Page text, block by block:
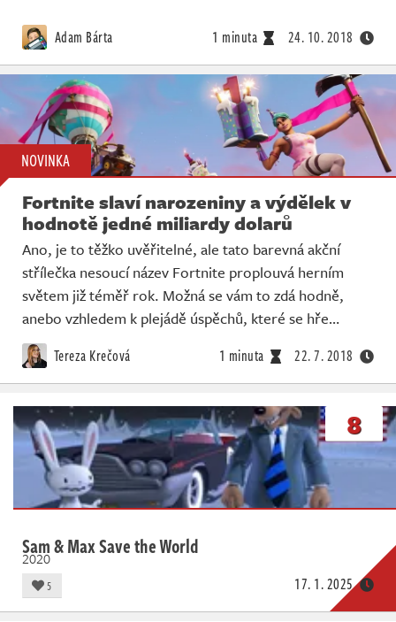
Adam Bárta 1 minuta 24. 10. 2018
NOVINKA
Fortnite slaví narozeniny a výdělek v
hodnotě jedné miliardy dolarů
Ano, je to těžko uvěřitelné, ale tato barevná akční
střílečka nesoucí název Fortnite proplouvá herním
světem již téměř rok. Možná se vám to zdá hodně,
anebo vzhledem k plejádě úspěchů, které se hře…
Tereza Krečová 1 minuta 22. 7. 2018
8
Sam & Max Save the World
2020
5 17. 1. 2025